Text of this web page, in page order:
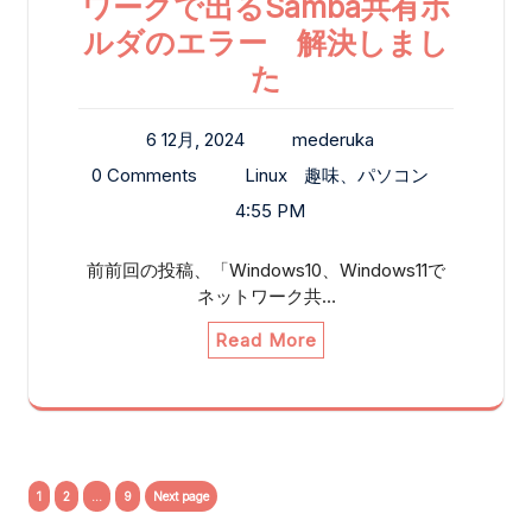
ルダのエラー 解決しまし
た
6 12月, 2024
mederuka
0 Comments
Linux
趣味、パソコン
4:55 PM
前前回の投稿、「Windows10、Windows11で
ネットワーク共…
Read More
投Page
1 Page
2 Page
9 Next page